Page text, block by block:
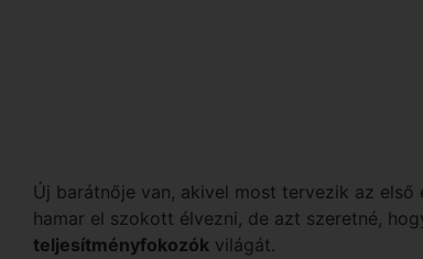
Új barátnője van, akivel most tervezik az
hamar el szokott élvezni, de azt szeretné,
teljesítményfokozók világát.